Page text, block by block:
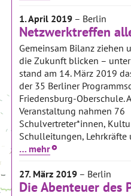
1. April 2019– Berlin
Netzwerktreffen
Gemeinsam Bilanz ziehen
die Zukunft blicken –
stand am 14. März 2019
der 35 Berliner
Friedensburg-Oberschule.
Veranstaltung nahmen 76
Schulvertreter*innen,
Schulleitungen, Lehrkräfte
… mehr
27. März 2019– Berlin
Die Abenteuer des